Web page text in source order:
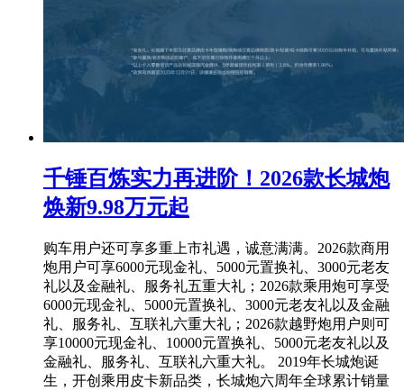
千锤百炼实力再进阶！2026款长城炮
焕新9.98万元起
购车用户还可享多重上市礼遇，诚意满满。2026款商用
炮用户可享6000元现金礼、5000元置换礼、3000元老友
礼以及金融礼、服务礼五重大礼；2026款乘用炮可享受
6000元现金礼、5000元置换礼、3000元老友礼以及金融
礼、服务礼、互联礼六重大礼；2026款越野炮用户则可
享10000元现金礼、10000元置换礼、5000元老友礼以及
金融礼、服务礼、互联礼六重大礼。 2019年长城炮诞
生，开创乘用皮卡新品类，长城炮六周年全球累计销量